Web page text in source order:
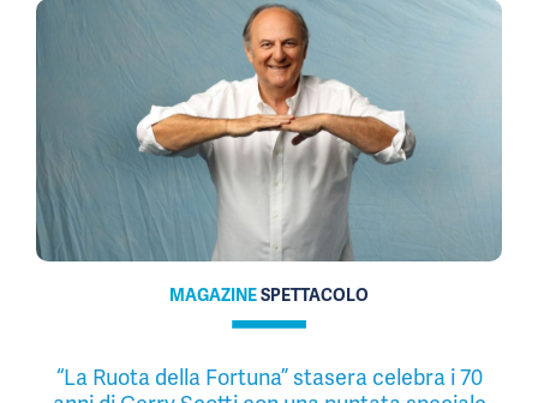
MAGAZINESPETTACOLO
“La Ruota della Fortuna” stasera celebra i 70